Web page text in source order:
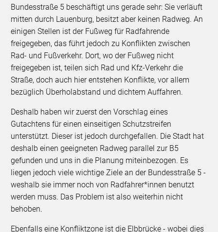
Bundesstraße 5 beschäftigt uns gerade sehr: Sie verläuft
mitten durch Lauenburg, besitzt aber keinen Radweg. An
einigen Stellen ist der Fußweg für Radfahrende
freigegeben, das führt jedoch zu Konflikten zwischen
Rad- und Fußverkehr. Dort, wo der Fußweg nicht
freigegeben ist, teilen sich Rad und Kfz-Verkehr die
Straße, doch auch hier entstehen Konflikte, vor allem
bezüglich Überholabstand und dichtem Auffahren.
Deshalb haben wir zuerst den Vorschlag eines
Gutachtens für einen einseitigen Schutzstreifen
unterstützt. Dieser ist jedoch durchgefallen. Die Stadt hat
deshalb einen geeigneten Radweg parallel zur B5
gefunden und uns in die Planung miteinbezogen. Es
liegen jedoch viele wichtige Ziele an der Bundesstraße 5 -
weshalb sie immer noch von Radfahrer*innen benutzt
werden muss. Das Problem ist also weiterhin nicht
behoben.
Ebenfalls eine Konfliktzone ist die Elbbrücke - wobei dies